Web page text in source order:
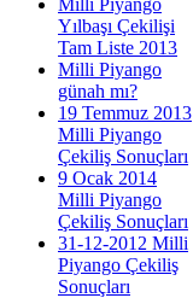
Yılbaşı Çekilişi
Tam Liste 2013
Milli Piyango
günah mı?
19 Temmuz 2013
Milli Piyango
Çekiliş Sonuçları
9 Ocak 2014
Milli Piyango
Çekiliş Sonuçları
31-12-2012 Milli
Piyango Çekiliş
Sonuçları